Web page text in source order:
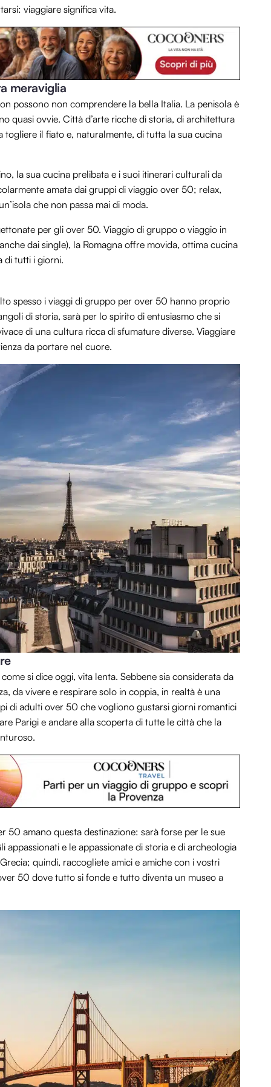
viaggiare significa vita.
meraviglia
possono non comprendere la bella Italia. La penisola è
quasi ovvie. Città d’arte ricche di storia, di architettura
togliere il fiato e, naturalmente, di tutta la sua cucina
la sua cucina prelibata e i suoi itinerari culturali da
amata dai gruppi di viaggio over 50; relax,
che non passa mai di moda.
per gli over 50. Viaggio di gruppo o viaggio in
dai single), la Romagna offre movida, ottima cucina
di tutti i giorni.
spesso i viaggi di gruppo per over 50 hanno proprio
di storia, sarà per lo spirito di entusiasmo che si
di una cultura ricca di sfumature diverse. Viaggiare
da portare nel cuore.
si dice oggi, vita lenta. Sebbene sia considerata da
da vivere e respirare solo in coppia, in realtà è una
di adulti over 50 che vogliono gustarsi giorni romantici
Parigi e andare alla scoperta di tutte le città che la
50 amano questa destinazione: sarà forse per le sue
appassionati e le appassionate di storia e di archeologia
quindi, raccogliete amici e amiche con i vostri
50 dove tutto si fonde e tutto diventa un museo a